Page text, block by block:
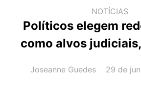
NOTÍCIAS
Políticos elegem
como alvos
AUTOR(A):
Joseanne Guedes DATA:
29 de